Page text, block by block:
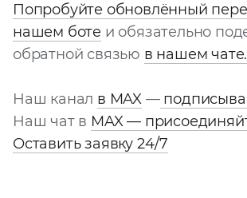
Попробуйте обновлённый
нашем боте и обязательно
обратной связью в нашем чате.
Наш канал в MAX —
Наш чат в MAX —
Оставить заявку 24/7